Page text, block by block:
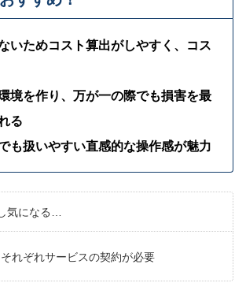
いためコスト算出がしやすく、コス
境を作り、万が一の際でも損害を最
る
も扱いやすい直感的な操作感が魅力
気になる…
れぞれサービスの契約が必要